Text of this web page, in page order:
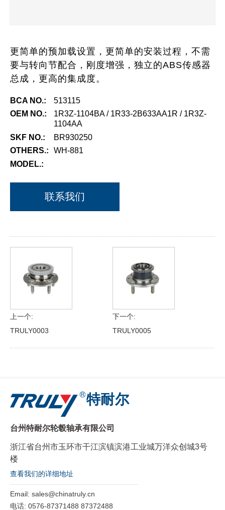
更简单的预加载设置，更简单的安装过程，不需
要与转向节配合，刚度增强，独立的ABS传感器
总成，更高的集成度。
BCA NO.:
513115
OEM NO.:
1R3Z-1104BA / 1R33-2B633AA1R / 1R3Z-
1104AA
SKF NO.:
BR930250
OTHERS.:
WH-881
MODEL.:
联系我们
上一个:
TRULY0003
下一个:
TRULY0005
特耐尔
台州特耐尔轮毂轴承有限公司
浙江省台州市玉环市干江滨镇滨港工业城万洋众创城3号
楼
查看我们的详细地址
Email: sales@chinatruly.cn
电话: 0576-87371488 87372488